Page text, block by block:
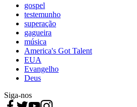
gospel
testemunho
superação
gagueira
música
America's Got Talent
EUA
Evangelho
Deus
Siga-nos